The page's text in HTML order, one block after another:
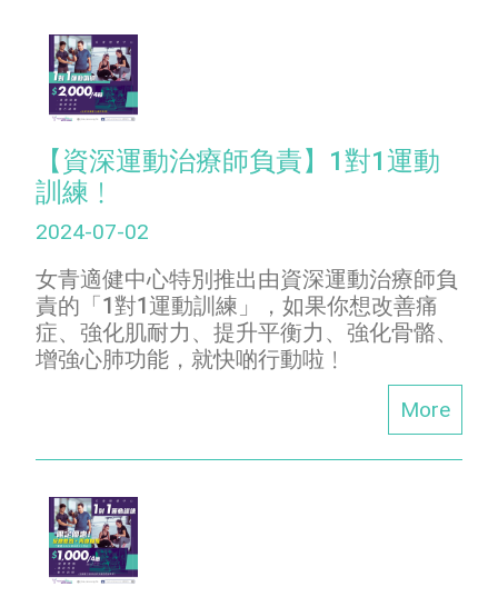
【資深運動治療師負責】1對1運動
訓練﹗
2024-07-02
女青適健中心特別推出由資深運動治療師負
責的「1對1運動訓練」，如果你想改善痛
症、強化肌耐力、提升平衡力、強化骨骼、
增強心肺功能，就快啲行動啦﹗
More